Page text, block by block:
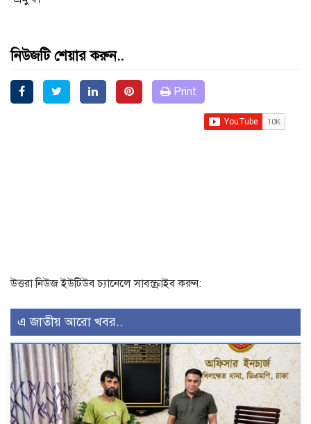
নিউজটি শেয়ার করুন..
Print
উত্তরা নিউজ ইউটিউব চ্যানেলে সাবস্ক্রাইব করুন:
এ জাতীয় আরো খবর..